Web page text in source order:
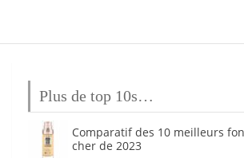
Plus de top 10s…
Comparatif des 10 meilleurs
cher de 2023